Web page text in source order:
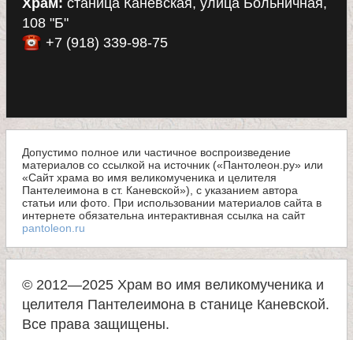
108 "Б"
+7 (918) 339-98-75
Допустимо полное или частичное воспроизведение
материалов со ссылкой на источник («Пантолеон.ру» или
«Сайт храма во имя великомученика и целителя
Пантелеимона в ст. Каневской»), с указанием автора
статьи или фото. При использовании материалов сайта в
интернете обязательна интерактивная ссылка на сайт
pantoleon.ru
© 2012—2025 Храм во имя великомученика и
целителя Пантелеимона в станице Каневской.
Все права защищены.